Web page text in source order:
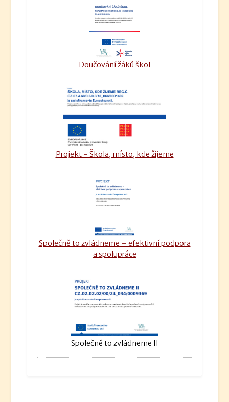
Doučování žáků škol
Projekt - Škola, místo, kde žijeme
Společně to zvládneme – efektivní podpora
a spolupráce
Společně to zvládneme II